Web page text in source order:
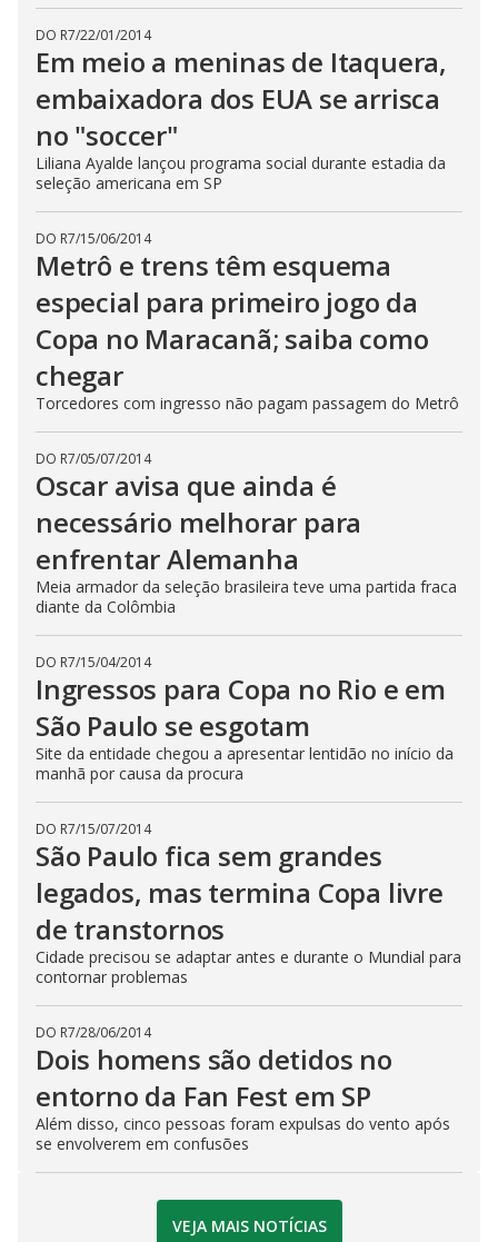
DO R7/22/01/2014
Em meio a meninas de Itaquera,
embaixadora dos EUA se arrisca
no "soccer"
Liliana Ayalde lançou programa social durante estadia da
seleção americana em SP
DO R7/15/06/2014
Metrô e trens têm esquema
especial para primeiro jogo da
Copa no Maracanã; saiba como
chegar
Torcedores com ingresso não pagam passagem do Metrô
DO R7/05/07/2014
Oscar avisa que ainda é
necessário melhorar para
enfrentar Alemanha
Meia armador da seleção brasileira teve uma partida fraca
diante da Colômbia
DO R7/15/04/2014
Ingressos para Copa no Rio e em
São Paulo se esgotam
Site da entidade chegou a apresentar lentidão no início da
manhã por causa da procura
DO R7/15/07/2014
São Paulo fica sem grandes
legados, mas termina Copa livre
de transtornos
Cidade precisou se adaptar antes e durante o Mundial para
contornar problemas
DO R7/28/06/2014
Dois homens são detidos no
entorno da Fan Fest em SP
Além disso, cinco pessoas foram expulsas do vento após
se envolverem em confusões
VEJA MAIS NOTÍCIAS